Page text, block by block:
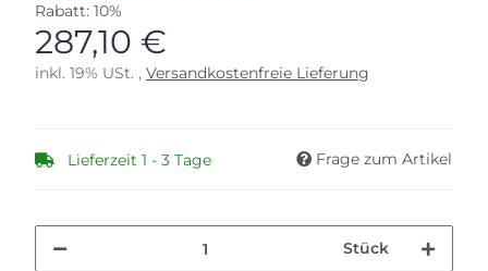
Rabatt: 10%
287,10 €
inkl. 19% USt. , Versandkostenfreie Lieferung
Lieferzeit 1 - 3 Tage Frage zum Artikel
Stück